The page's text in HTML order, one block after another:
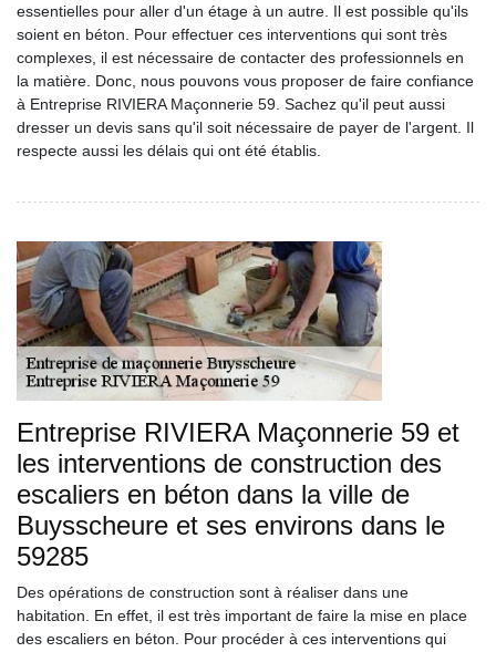
essentielles pour aller d'un étage à un autre. Il est possible qu'ils
soient en béton. Pour effectuer ces interventions qui sont très
complexes, il est nécessaire de contacter des professionnels en
la matière. Donc, nous pouvons vous proposer de faire confiance
à Entreprise RIVIERA Maçonnerie 59. Sachez qu'il peut aussi
dresser un devis sans qu'il soit nécessaire de payer de l'argent. Il
respecte aussi les délais qui ont été établis.
Entreprise RIVIERA Maçonnerie 59 et
les interventions de construction des
escaliers en béton dans la ville de
Buysscheure et ses environs dans le
59285
Des opérations de construction sont à réaliser dans une
habitation. En effet, il est très important de faire la mise en place
des escaliers en béton. Pour procéder à ces interventions qui